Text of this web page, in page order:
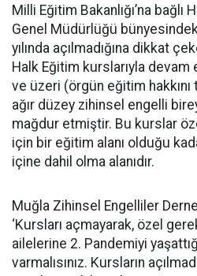
Milli Eğitim Bakanlığı’na bağlı
Genel Müdürlüğü
yılında açılmadığına dikkat
Halk Eğitim kurslarıyla devam
ve üzeri (örgün eğitim hakkını
ağır düzey zihinsel engelli
mağdur etmiştir. Bu kurslar
için bir eğitim alanı olduğu
içine dahil olma alanıdır.
Muğla Zihinsel Engelliler
‘Kursları açmayarak, özel
ailelerine 2. Pandemiyi
varmalısınız. Kursların